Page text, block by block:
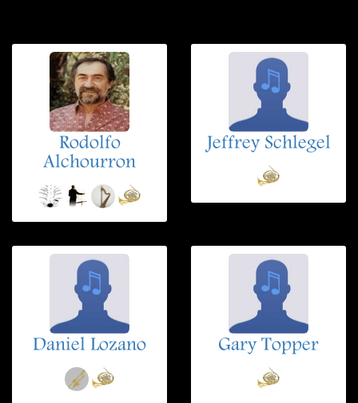
Rodolfo
Alchourron
Jeffrey Schlegel
Daniel Lozano Gary Topper